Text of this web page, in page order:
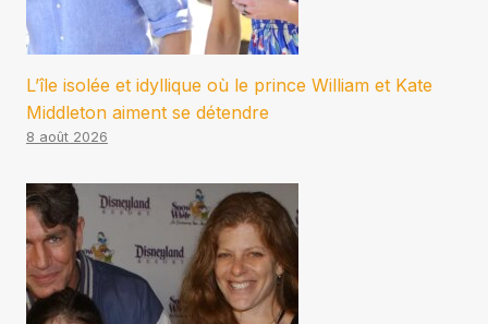
L’île isolée et idyllique où le prince William et Kate
Middleton aiment se détendre
8 août 2026